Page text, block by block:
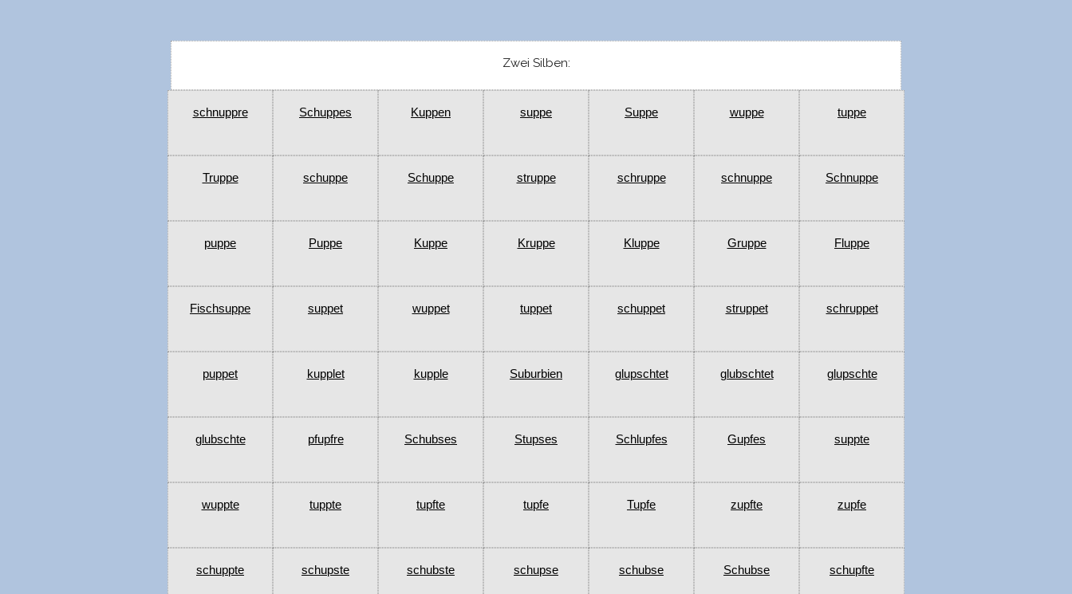
Zwei Silben:
schnuppre Schuppes Kuppen suppe Suppe wuppe tuppe
Truppe schuppe Schuppe struppe schruppe schnuppe Schnuppe
puppe Puppe Kuppe Kruppe Kluppe Gruppe Fluppe
Fischsuppe suppet wuppet tuppet schuppet struppet schruppet
puppet kupplet kupple Suburbien glupschtet glubschtet glupschte
glubschte pfupfre Schubses Stupses Schlupfes Gupfes suppte
wuppte tuppte tupfte tupfe Tupfe zupfte zupfe
schuppte schupste schubste schupse schubse Schubse schupfte